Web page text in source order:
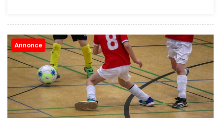
Annonce